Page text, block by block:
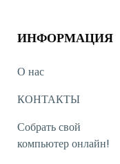
ИНФОРМАЦИЯ
О нас
КОНТАКТЫ
Собрать свой
компьютер онлайн!